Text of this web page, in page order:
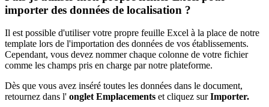
importer des données de localisation ?
Il est possible d'utiliser votre propre feuille Excel à la place de notre
template lors de l'importation des données de vos établissements.
Cependant, vous devez nommer chaque colonne de votre fichier
comme les champs pris en charge par notre plateforme.
Dès que vous avez inséré toutes les données dans le document,
retournez dans l' onglet Emplacements et cliquez surImporter.